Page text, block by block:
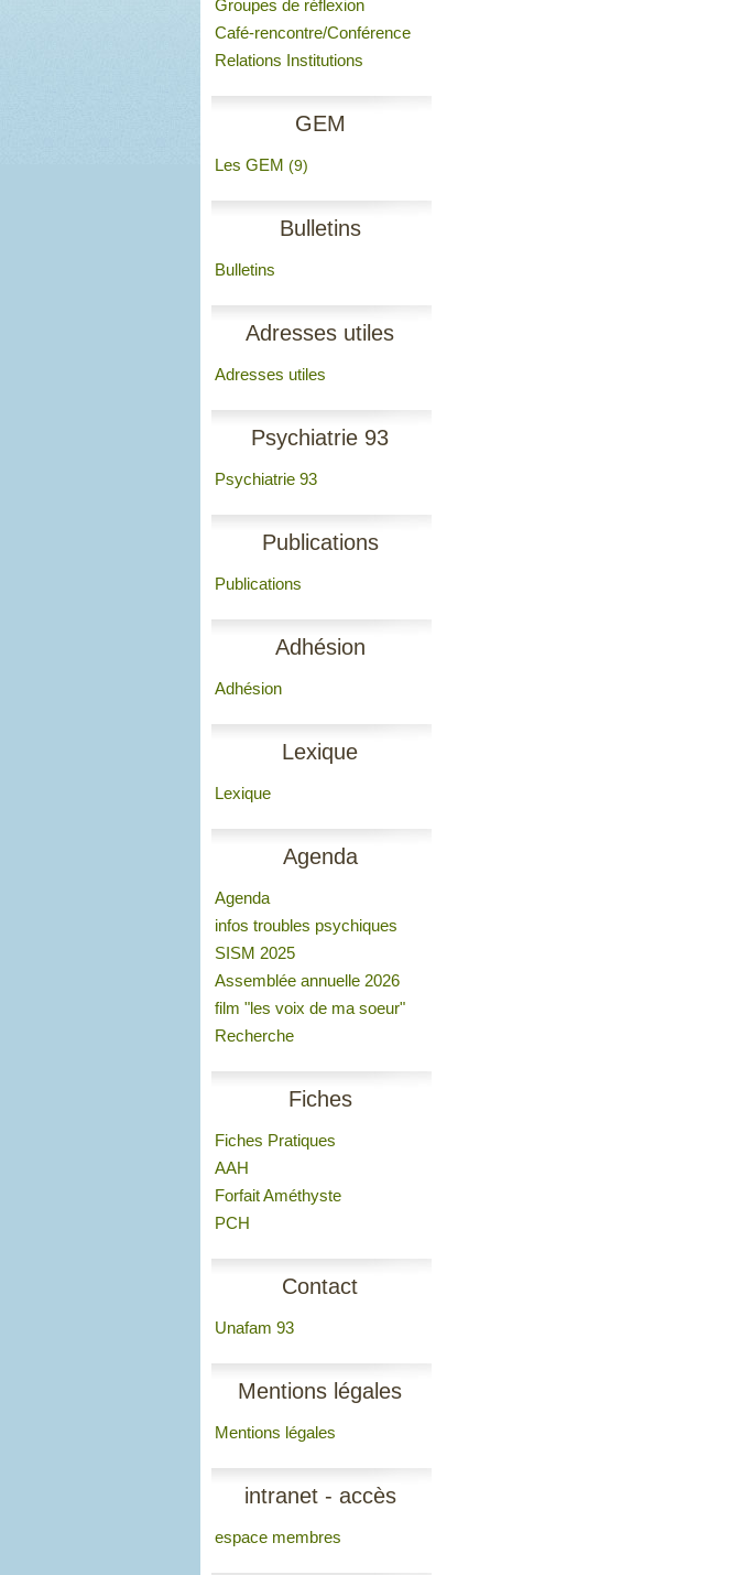
Groupes de réflexion
Café-rencontre/Conférence
Relations Institutions
GEM
Les GEM (9)
Bulletins
Bulletins
Adresses utiles
Adresses utiles
Psychiatrie 93
Psychiatrie 93
Publications
Publications
Adhésion
Adhésion
Lexique
Lexique
Agenda
Agenda
infos troubles psychiques
SISM 2025
Assemblée annuelle 2026
film "les voix de ma soeur"
Recherche
Fiches
Fiches Pratiques
AAH
Forfait Améthyste
PCH
Contact
Unafam 93
Mentions légales
Mentions légales
intranet - accès
membres
espace membres